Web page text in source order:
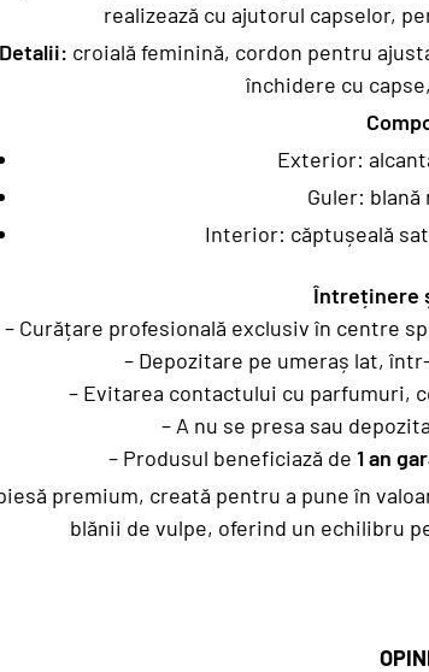
realizează cu ajutorul capselor,
Detalii: croială feminină, cordon pentru
închidere cu
Exterior:
Guler:
Interior: căptușeală
Întreținere
– Curățare profesională exclusiv în centre
– Depozitare pe umeraș lat,
– Evitarea contactului cu parfumuri,
– A nu se presa sau
– Produsul beneficiază de 1 an
premium, creată pentru a pune în
blănii de vulpe, oferind un echilibru